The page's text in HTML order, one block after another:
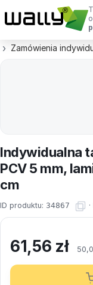
Zamówienia
Indywidualna
PCV 5 mm,
cm
ID produktu: 34867 ·
61,56 zł